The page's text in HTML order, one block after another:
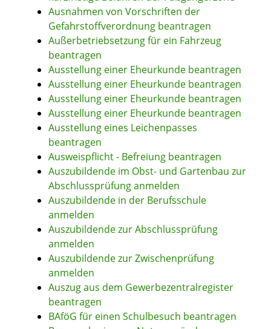
Ausnahmen von Vorschriften der
Gefahrstoffverordnung beantragen
Außerbetriebsetzung für ein Fahrzeug
beantragen
Ausstellung einer Eheurkunde beantragen
Ausstellung einer Eheurkunde beantragen
Ausstellung einer Eheurkunde beantragen
Ausstellung einer Eheurkunde beantragen
Ausstellung eines Leichenpasses
beantragen
Ausweispflicht - Befreiung beantragen
Auszubildende im Obst- und Gartenbau zur
Abschlussprüfung anmelden
Auszubildende in der Berufsschule
anmelden
Auszubildende zur Abschlussprüfung
anmelden
Auszubildende zur Zwischenprüfung
anmelden
Auszug aus dem Gewerbezentralregister
beantragen
BAföG für einen Schulbesuch beantragen